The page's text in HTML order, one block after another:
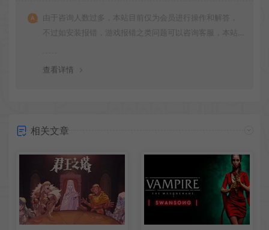
由于咨询人数过多，本站目前仅为会员进行操作和解答，
不过如安装报错，游戏报错之类问题可以咨询客服，本站
查看详情
相关文章